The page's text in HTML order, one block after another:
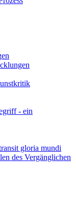
- ein
gloria mundi
des Vergänglichen